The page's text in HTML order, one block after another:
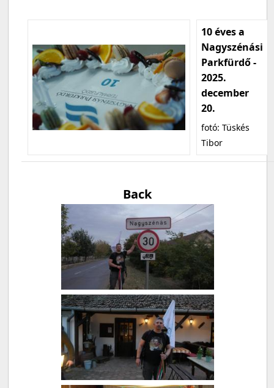
10 éves a
Nagyszénási
Parkfürdő -
2025.
december
20.
fotó: Tüskés
Tibor
Back